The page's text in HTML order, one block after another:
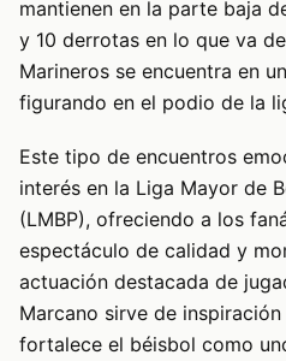
mantienen en la parte baja
y 10 derrotas en lo que va
Marineros se encuentra en
figurando en el podio de la
Este tipo de encuentros
interés en la Liga Mayor de
(LMBP), ofreciendo a los
espectáculo de calidad y
actuación destacada de
Marcano sirve de
fortalece el béisbol como